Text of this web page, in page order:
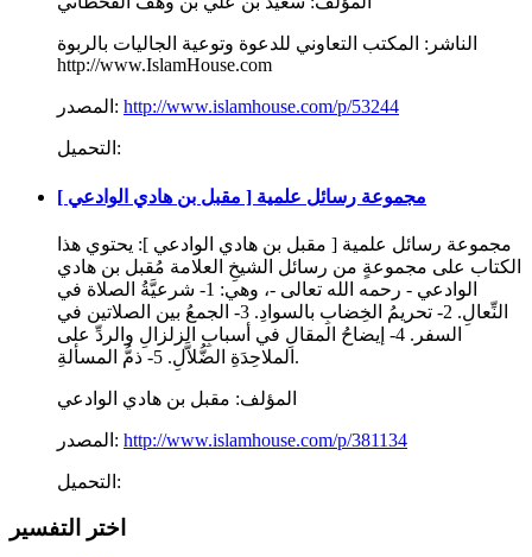
الناشر: المكتب التعاوني للدعوة وتوعية الجاليات بالربوة
http://www.IslamHouse.com
المصدر: http://www.islamhouse.com/p/53244
التحميل:
مجموعة رسائل علمية [ مقبل بن هادي الوادعي ]
مجموعة رسائل علمية [ مقبل بن هادي الوادعي ]: يحتوي هذا
الكتاب على مجموعةٍ من رسائل الشيخِ العلامة مُقبل بن هادي
الوادعي - رحمه الله تعالى -، وهي: 1- شرعيَّةُ الصلاة في
النِّعالِ. 2- تحريمُ الخِضابِ بالسوادِ. 3- الجمعُ بين الصلاتين في
السفر. 4- إيضاحُ المقالِ في أسبابِ الزلزالِ والردِّ على
الملاحِدَةِ الضُّلاَّلِ. 5- ذمُّ المسألةِ.
المؤلف: مقبل بن هادي الوادعي
المصدر: http://www.islamhouse.com/p/381134
التحميل:
اختر التفسير